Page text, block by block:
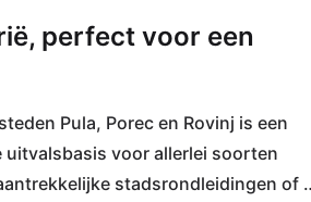
perfect voor een
Pula, Porec en Rovinj is een
uitvalsbasis voor allerlei soorten
stadsrondleidingen of